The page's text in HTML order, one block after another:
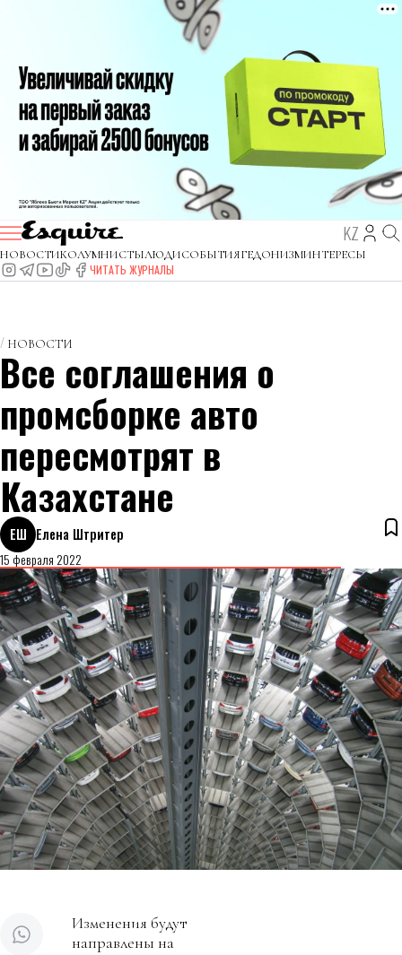
KZ
НОВОСТИКОЛУМНИСТЫЛЮДИСОБЫТИЯГЕДОНИЗМИНТЕРЕСЫ
ЧИТАТЬ ЖУРНАЛЫ
НОВОСТИ
Все соглашения о
промсборке авто
пересмотрят в
Казахстане
ЕШ Елена Штритер
15 февраля 2022
Изменения будут
направлены на